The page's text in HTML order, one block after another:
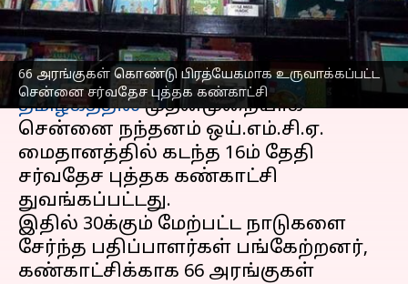
66 அரங்குகள் கொண்டு பிரத்யேகமாக உருவாக்கப்பட்ட
சென்னை சர்வதேச புத்தக கண்காட்சி
எழுதியவர் Nivetha P Jan 19, 2023 05:37 pm
செய்தி முன்னோட்டம்
தமிழகத்தில்முதன்முறையாக
சென்னை நந்தனம் ஒய்.எம்.சி.ஏ.
மைதானத்தில் கடந்த 16ம் தேதி
சர்வதேச புத்தக கண்காட்சி
துவங்கப்பட்டது.
இதில் 30க்கும் மேற்பட்ட நாடுகளை
சேர்ந்த பதிப்பாளர்கள் பங்கேற்றனர்,
கண்காட்சிக்காக 66 அரங்குகள்